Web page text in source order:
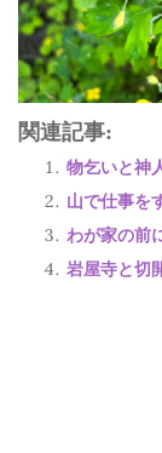
関連記事:
物乞いと神
山で仕事を
わが家の前
岩屋寺と切